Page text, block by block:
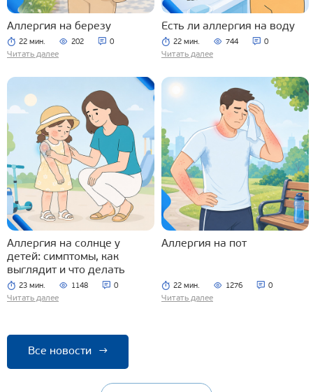
Аллергия на березу
22 мин. 202 0
Читать далее
Есть ли аллергия на воду
22 мин. 744 0
Читать далее
Аллергия на солнце у
детей: симптомы, как
выглядит и что делать
23 мин. 1148 0
Читать далее
Аллергия на пот
22 мин. 1276 0
Читать далее
Все новости →